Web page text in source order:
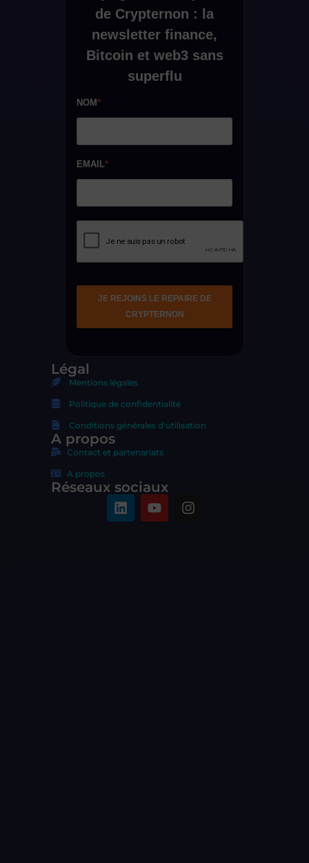
Légal
Mentions légales
Politique de confidentialité
Conditions générales d'utilisation
A propos
Contact et partenariats
A propos
Réseaux sociaux